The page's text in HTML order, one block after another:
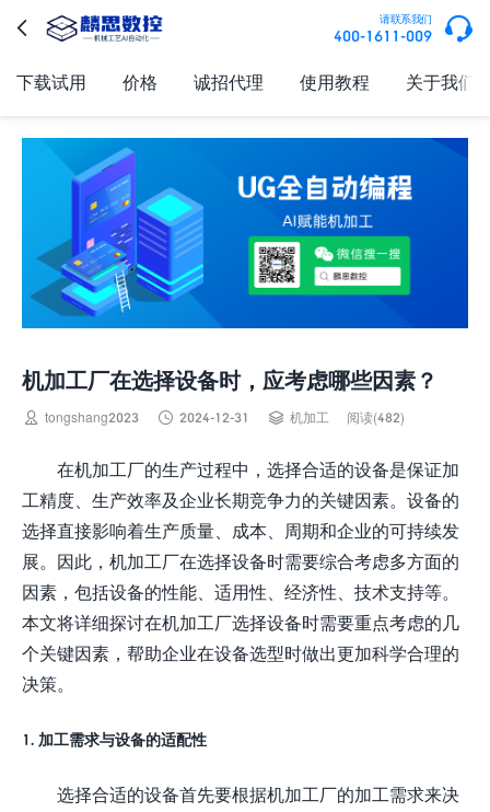
 请联系我们
400-1611-009 
下载试用 价格 诚招代理 使用教程 关于我们
机加工厂在选择设备时，应考虑哪些因素？
 tongshang2023  2024-12-31  机加工 阅读(482)
在机加工厂的生产过程中，选择合适的设备是保证加
工精度、生产效率及企业长期竞争力的关键因素。设备的
选择直接影响着生产质量、成本、周期和企业的可持续发
展。因此，机加工厂在选择设备时需要综合考虑多方面的
因素，包括设备的性能、适用性、经济性、技术支持等。
本文将详细探讨在机加工厂选择设备时需要重点考虑的几
个关键因素，帮助企业在设备选型时做出更加科学合理的
决策。
1. 加工需求与设备的适配性
选择合适的设备首先要根据机加工厂的加工需求来决